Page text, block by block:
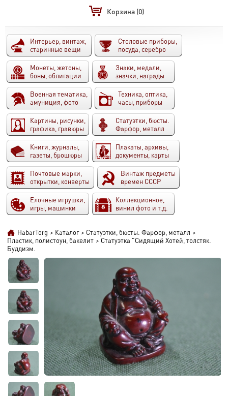
Корзина (0)
Интерьер, винтаж,
старинные вещи
Столовые приборы,
посуда, серебро
Монеты, жетоны,
боны, облигации
Знаки, медали,
значки, награды
Военная тематика,
амуниция, фото
Техника, оптика,
часы, приборы
Картины, рисунки,
графика, гравюры
Статуэтки, бюсты.
Фарфор, металл
Книги, журналы,
газеты, брошюры
Плакаты, архивы,
документы, карты
Почтовые марки,
открытки, конверты
Винтаж предметы
времен СССР
Елочные игрушки,
игры, машинки
Коллекционное,
винил фото и т.д.
HabarTorg > Каталог > Статуэтки, бюсты. Фарфор, металл >
Пластик, полистоун, бакелит > Статуэтка "Сидящий Хотей, толстяк.
Буддизм.